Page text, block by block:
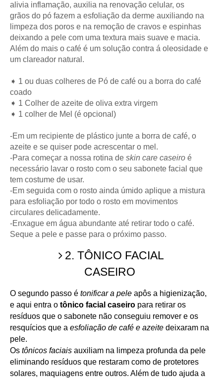
alivia inflamação, auxilia na renovação celular, os
grãos do pó fazem a esfoliação da derme auxiliando na
limpeza dos poros e na remoção de cravos e espinhas
deixando a pele com uma textura mais suave e macia.
Além do mais o café é um solução contra á oleosidade e
um clareador natural.
➧ 1 ou duas colheres de Pó de café ou a borra do café
coado
➧ 1 Colher de azeite de oliva extra virgem
➧ 1 colher de Mel (é opcional)
-Em um recipiente de plástico junte a borra de café, o
azeite e se quiser pode acrescentar o mel.
-Para começar a nossa rotina de skin care caseiro é
necessário lavar o rosto com o seu sabonete facial que
tem costume de usar.
-Em seguida com o rosto ainda úmido aplique a mistura
para esfoliação por todo o rosto em movimentos
circulares delicadamente.
-Enxague em água abundante até retirar todo o café.
Seque a pele e passe para o próximo passo.
2. TÔNICO FACIAL
CASEIRO
O segundo passo é tonificar a pele apôs a higienização,
e aqui entra o tônico facial caseiro para retirar os
resíduos que o sabonete não conseguiu remover e os
resquícios que a esfoliação de café e azeite deixaram na
pele.
Os tônicos faciais auxiliam na limpeza profunda da pele
eliminando resíduos que restaram como de protetores
solares, maquiagens entre outros. Além de tudo ajuda a